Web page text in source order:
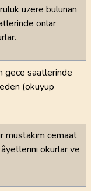
üzere bulunan
onlar
gece saatlerinde
(okuyup
müstakim cemaat
okurlar ve